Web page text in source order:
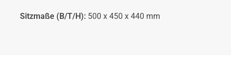
Sitzmaße (B/T/H): 500 x 450 x 440 mm